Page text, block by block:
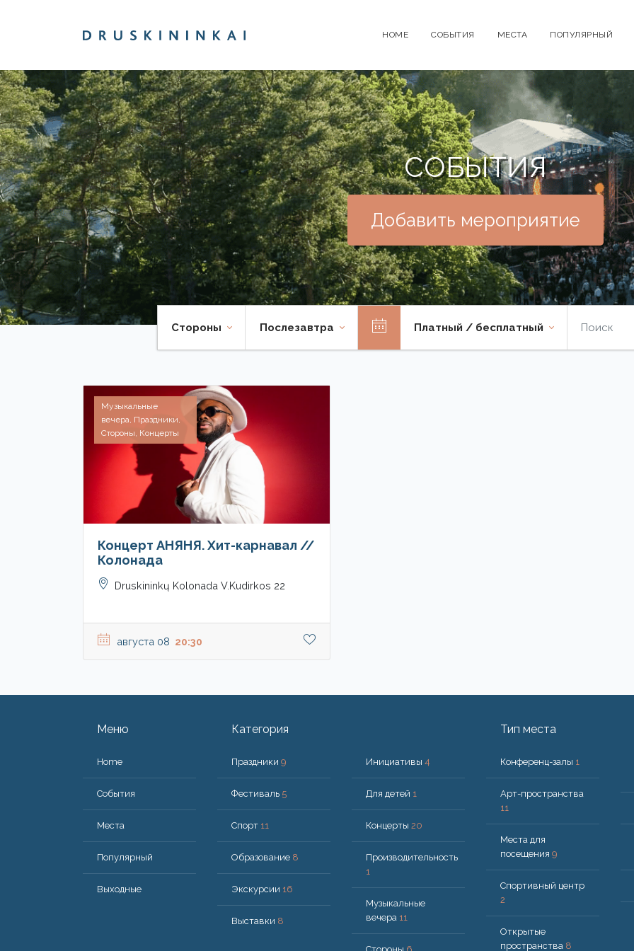
HOME СОБЫТИЯ МЕСТА ПОПУЛЯРНЫЙ
СОБЫТИЯ
Добавить мероприятие
Стороны Послезавтра Платный / бесплатный
Музыкальные
вечера, Праздники,
Стороны, Концерты
Концерт АНЯНЯ. Хит-карнавал //
Колонада
Druskininkų Kolonada V.Kudirkos 22
августа 08 20:30
Меню
Home
События
Места
Популярный
Bыходные
Категория
Праздники 9
Фестиваль 5
Спорт 11
Образование 8
Экскурсии 16
Выставки 8
Инициативы 4
Для детей 1
Концерты 20
Производительность
1
Музыкальные
вечера 11
Тип места
Конференц-залы 1
Арт-пространства
11
Места для
посещения 9
Спортивный центр
2
Открытые
пространства 8